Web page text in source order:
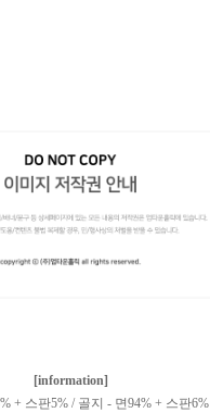
[information]
+ 스판5% / 골지 - 면94% + 스판6%